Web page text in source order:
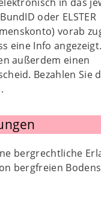
oder ELSTER
vorab
eine Info angezeigt.
außerdem einen
Bezahlen Sie
bergrechtliche
bergfreien